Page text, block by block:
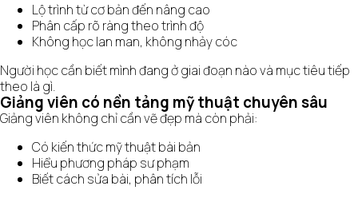
Lộ trình từ cơ bản đến nâng cao
Phân cấp rõ ràng theo trình độ
Không học lan man, không nhảy cóc
Người học cần biết mình đang ở giai đoạn nào và mục tiêu tiếp
theo là gì.
Giảng viên có nền tảng mỹ thuật chuyên sâu
Giảng viên không chỉ cần vẽ đẹp mà còn phải:
Có kiến thức mỹ thuật bài bản
Hiểu phương pháp sư phạm
Biết cách sửa bài, phân tích lỗi